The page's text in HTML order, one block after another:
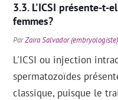
L'ICSI présente-t-
femmes?
ParZaira Salvador (embryologiste)
L'ICSI ou injection
spermatozoïdes
classique, puisque le